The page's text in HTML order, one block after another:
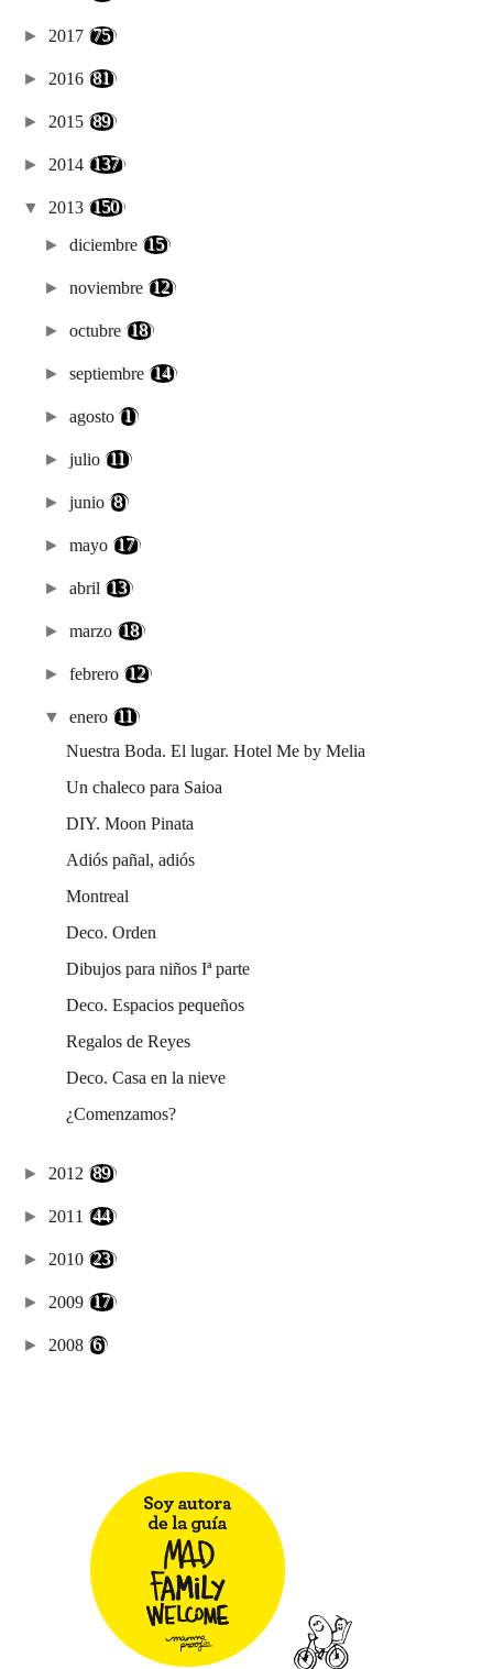
► 2017 (75)
► 2016 (81)
► 2015 (89)
► 2014 (137)
▼ 2013 (150)
►diciembre (15)
►noviembre (12)
►octubre (18)
►septiembre (14)
►agosto(1)
►julio(11)
►junio(8)
►mayo (17)
►abril (13)
►marzo (18)
►febrero (12)
▼enero(11)
Nuestra Boda. El lugar. Hotel Me by Melia
Un chaleco para Saioa
DIY. Moon Pinata
Adiós pañal, adiós
Montreal
Deco. Orden
Dibujos para niños Iª parte
Deco. Espacios pequeños
Regalos de Reyes
Deco. Casa en la nieve
¿Comenzamos?
► 2012 (89)
► 2011 (44)
► 2010 (23)
► 2009 (17)
► 2008 (6)